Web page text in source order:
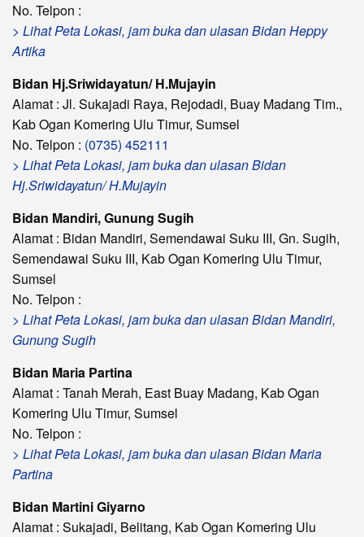
No. Telpon :
> Lihat Peta Lokasi, jam buka dan ulasan Bidan Heppy
Artika
Bidan Hj.Sriwidayatun/ H.Mujayin
Alamat : Jl. Sukajadi Raya, Rejodadi, Buay Madang Tim.,
Kab Ogan Komering Ulu Timur, Sumsel
No. Telpon : (0735) 452111
> Lihat Peta Lokasi, jam buka dan ulasan Bidan
Hj.Sriwidayatun/ H.Mujayin
Bidan Mandiri, Gunung Sugih
Alamat : Bidan Mandiri, Semendawai Suku III, Gn. Sugih,
Semendawai Suku III, Kab Ogan Komering Ulu Timur,
Sumsel
No. Telpon :
> Lihat Peta Lokasi, jam buka dan ulasan Bidan Mandiri,
Gunung Sugih
Bidan Maria Partina
Alamat : Tanah Merah, East Buay Madang, Kab Ogan
Komering Ulu Timur, Sumsel
No. Telpon :
> Lihat Peta Lokasi, jam buka dan ulasan Bidan Maria
Partina
Bidan Martini Giyarno
Alamat : Sukajadi, Belitang, Kab Ogan Komering Ulu